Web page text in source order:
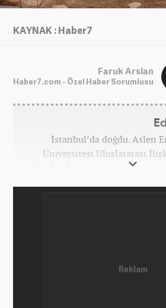
KAYNAK : Haber7
Faruk Arslan
Haber7.com - Özel Haber Sorumlusu
İstanbul’da doğdu. Aslen
Üniversitesi Uluslararası
yılından bu yana gazete ve
çalıştaylarda, panellerde yer aldı.